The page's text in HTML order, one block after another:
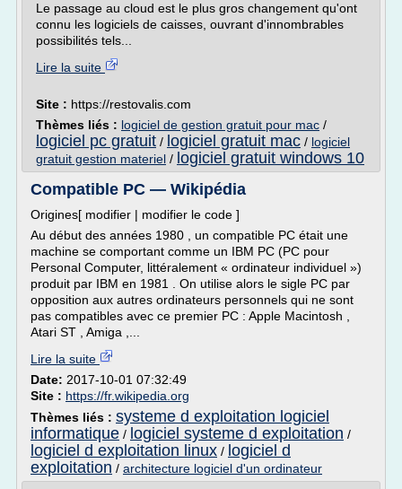
Le passage au cloud est le plus gros changement qu'ont
connu les logiciels de caisses, ouvrant d'innombrables
possibilités tels...
Lire la suite
Site : https://restovalis.com
Thèmes liés : logiciel de gestion gratuit pour mac /
logiciel pc gratuit / logiciel gratuit mac / logiciel
gratuit gestion materiel / logiciel gratuit windows 10
Compatible PC — Wikipédia
Origines[ modifier | modifier le code ]
Au début des années 1980 , un compatible PC était une
machine se comportant comme un IBM PC (PC pour
Personal Computer, littéralement « ordinateur individuel »)
produit par IBM en 1981 . On utilise alors le sigle PC par
opposition aux autres ordinateurs personnels qui ne sont
pas compatibles avec ce premier PC : Apple Macintosh ,
Atari ST , Amiga ,...
Lire la suite
Date: 2017-10-01 07:32:49
Site : https://fr.wikipedia.org
Thèmes liés : systeme d exploitation logiciel
informatique / logiciel systeme d exploitation /
logiciel d exploitation linux / logiciel d
exploitation / architecture logiciel d'un ordinateur